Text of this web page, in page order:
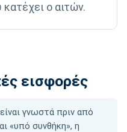
ο αιτών.
εισφορές
γνωστά πριν από
«υπό συνθήκη», η